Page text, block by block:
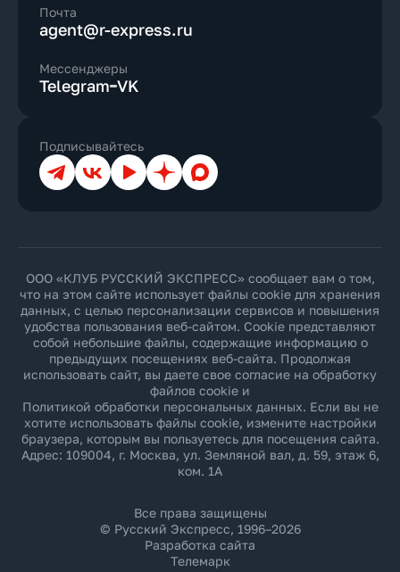
Почта
agent@r-express.ru
Мессенджеры
Telegram VK
Подписывайтесь
ТелеграмВКонтакте
YouTubeДзен Max
ООО «КЛУБ РУССКИЙ ЭКСПРЕСС» сообщает вам о том,
что на этом сайте использует файлы cookie для хранения
данных, с целью персонализации сервисов и повышения
удобства пользования веб-сайтом. Cookie представляют
собой небольшие файлы, содержащие информацию о
предыдущих посещениях веб-сайта. Продолжая
использовать сайт, вы даете свое согласие на обработку
файлов cookie и
Политикой обработки персональных данных. Если вы не
хотите использовать файлы cookie, измените настройки
браузера, которым вы пользуетесь для посещения сайта.
Адрес: 109004, г. Москва, ул. Земляной вал, д. 59, этаж 6,
ком. 1А
Все права защищены
© Русский Экспресс, 1996–2026
Разработка сайта
Телемарк